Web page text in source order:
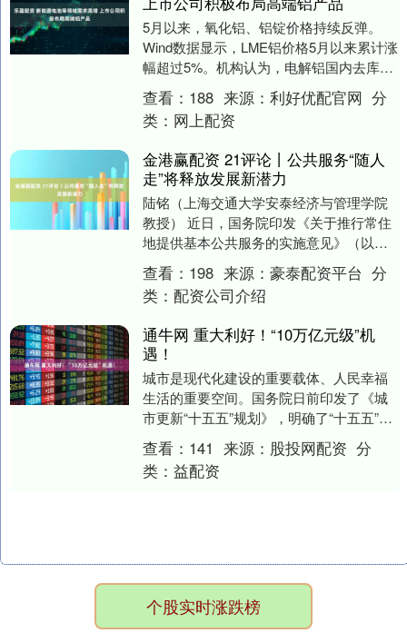
5月以来，氧化铝、铝锭价格持续反弹。
Wind数据显示，LME铝价格5月以来累计涨
幅超过5%。机构认为，电解铝国内去库提
速，海外市场短缺风险延续，推荐铝板块
低位布....
查看： 188 来源： 利好优配官网 分
类： 网上配资
金港赢配资 21评论丨公共服务“随人
走”将释放发展新潜力
陆铭（上海交通大学安泰经济与管理学院
教授） 近日，国务院印发《关于推行常住
地提供基本公共服务的实施意见》（以下
简称《实施意见》），明确提出促进未落
户常住人口与户....
查看： 198 来源： 豪泰配资平台 分
类： 配资公司介绍
通牛网 重大利好！“10万亿元级”机
遇！
城市是现代化建设的重要载体、人民幸福
生活的重要空间。国务院日前印发了《城
市更新“十五五”规划》，明确了“十五五”时
期城市更新工作的目标指标、重点任务、
重大工程和....
查看： 141 来源： 股投网配资 分
类： 益配资
个股实时涨跌榜